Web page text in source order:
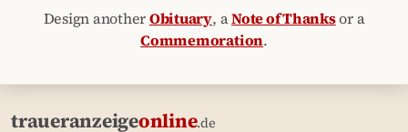
Design anotherObituary, aNote of Thanksor a
Commemoration.
traueranzeigeonline.de